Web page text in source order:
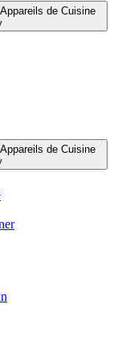
de Cuisine
de Cuisine